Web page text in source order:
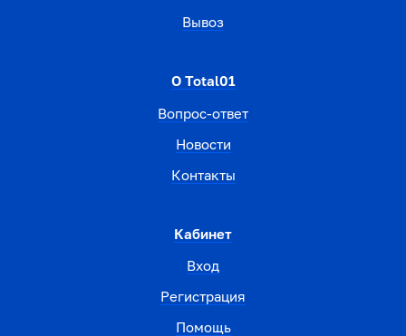
Вывоз
О Total01
Вопрос-ответ
Новости
Контакты
Кабинет
Вход
Регистрация
Помощь